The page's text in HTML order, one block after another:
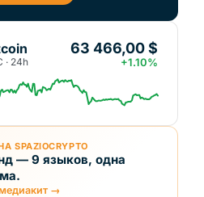
· 24h
63 466,00 $
+1.10%
SPAZIOCRYPTO
— 9 языков, одна
→